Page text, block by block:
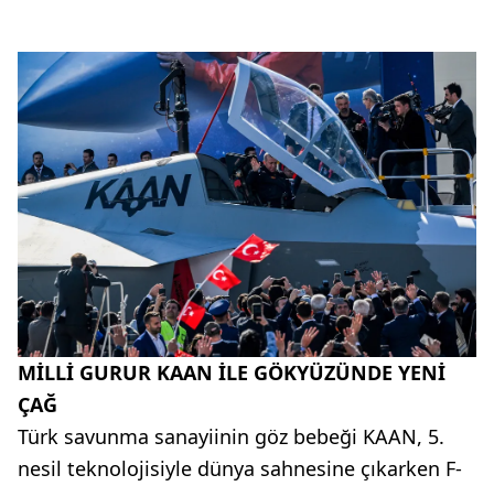
MİLLİ GURUR KAAN İLE GÖKYÜZÜNDE YENİ
ÇAĞ
Türk savunma sanayiinin göz bebeği KAAN, 5.
nesil teknolojisiyle dünya sahnesine çıkarken F-